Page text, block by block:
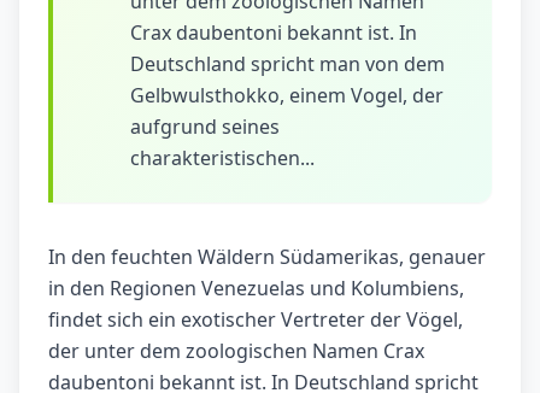
Crax daubentoni bekannt ist. In
Deutschland spricht man von dem
Gelbwulsthokko, einem Vogel, der
aufgrund seines
charakteristischen...
In den feuchten Wäldern Südamerikas, genauer
in den Regionen Venezuelas und Kolumbiens,
findet sich ein exotischer Vertreter der Vögel,
der unter dem zoologischen Namen Crax
daubentoni bekannt ist. In Deutschland spricht